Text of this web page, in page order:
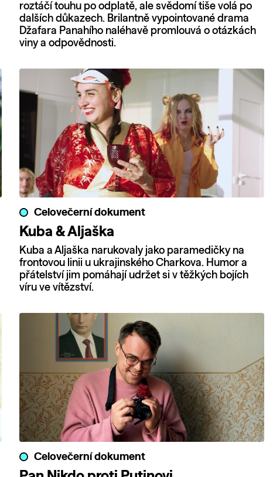
roztáčí touhu po odplatě, ale svědomí tiše volá po
dalších důkazech. Brilantně vypointované drama
Džafara Panahího naléhavě promlouvá o otázkách
viny a odpovědnosti.
Celovečerní dokument
Kuba & Aljaška
Kuba a Aljaška narukovaly jako paramedičky na
frontovou linii u ukrajinského Charkova. Humor a
přátelství jim pomáhají udržet si v těžkých bojích
víru ve vítězství.
Celovečerní dokument